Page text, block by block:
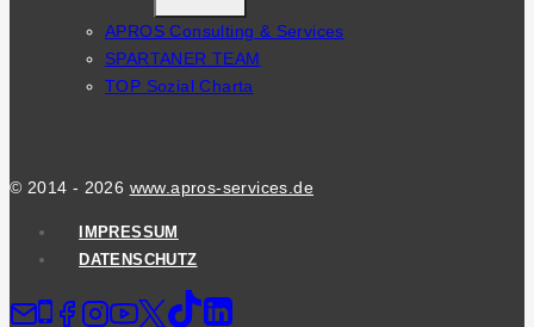
CHILD
APROS Consulting & Services
SPARTANER TEAM
TOP Sozial Charta
© 2014 - 2026 www.apros-services.de
IMPRESSUM
DATENSCHUTZ